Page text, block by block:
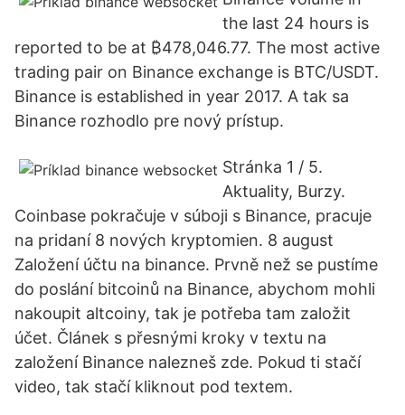
the last 24 hours is
reported to be at ₿478,046.77. The most active
trading pair on Binance exchange is BTC/USDT.
Binance is established in year 2017. A tak sa
Binance rozhodlo pre nový prístup.
Stránka 1 / 5.
Aktuality, Burzy.
Coinbase pokračuje v súboji s Binance, pracuje
na pridaní 8 nových kryptomien. 8 august
Založení účtu na binance. Prvně než se pustíme
do poslání bitcoinů na Binance, abychom mohli
nakoupit altcoiny, tak je potřeba tam založit
účet. Článek s přesnými kroky v textu na
založení Binance nalezneš zde. Pokud ti stačí
video, tak stačí kliknout pod textem.